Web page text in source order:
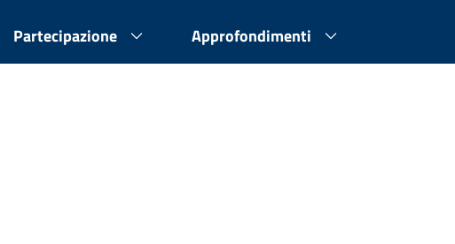
Partecipazione Approfondimenti